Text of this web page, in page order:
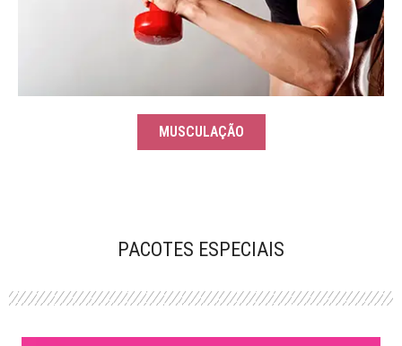
MUSCULAÇÃO
PACOTES ESPECIAIS